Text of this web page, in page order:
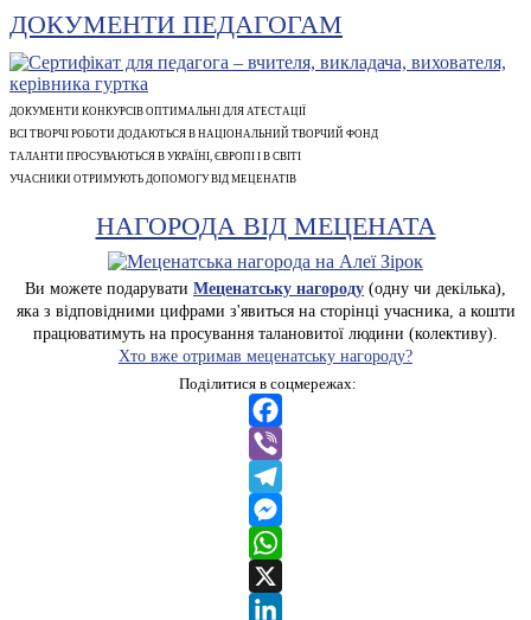
ДОКУМЕНТИ ПЕДАГОГАМ
ДОКУМЕНТИ КОНКУРСІВ ОПТИМАЛЬНІ ДЛЯ АТЕСТАЦІЇ
ВСІ ТВОРЧІ РОБОТИ ДОДАЮТЬСЯ В НАЦІОНАЛЬНИЙ ТВОРЧИЙ ФОНД
ТАЛАНТИ ПРОСУВАЮТЬСЯ В УКРАЇНІ, ЄВРОПІ І В СВІТІ
УЧАСНИКИ ОТРИМУЮТЬ ДОПОМОГУ ВІД МЕЦЕНАТІВ
НАГОРОДА ВІД МЕЦЕНАТА
Ви можете подарувати Меценатську нагороду (одну чи декілька),
яка з відповідними цифрами з'явиться на сторінці учасника, а кошти
працюватимуть на просування талановитої людини (колективу).
Хто вже отримав меценатську нагороду?
Поділитися в соцмережах:
Facebook
Viber
Telegram
Messenger
WhatsApp
X